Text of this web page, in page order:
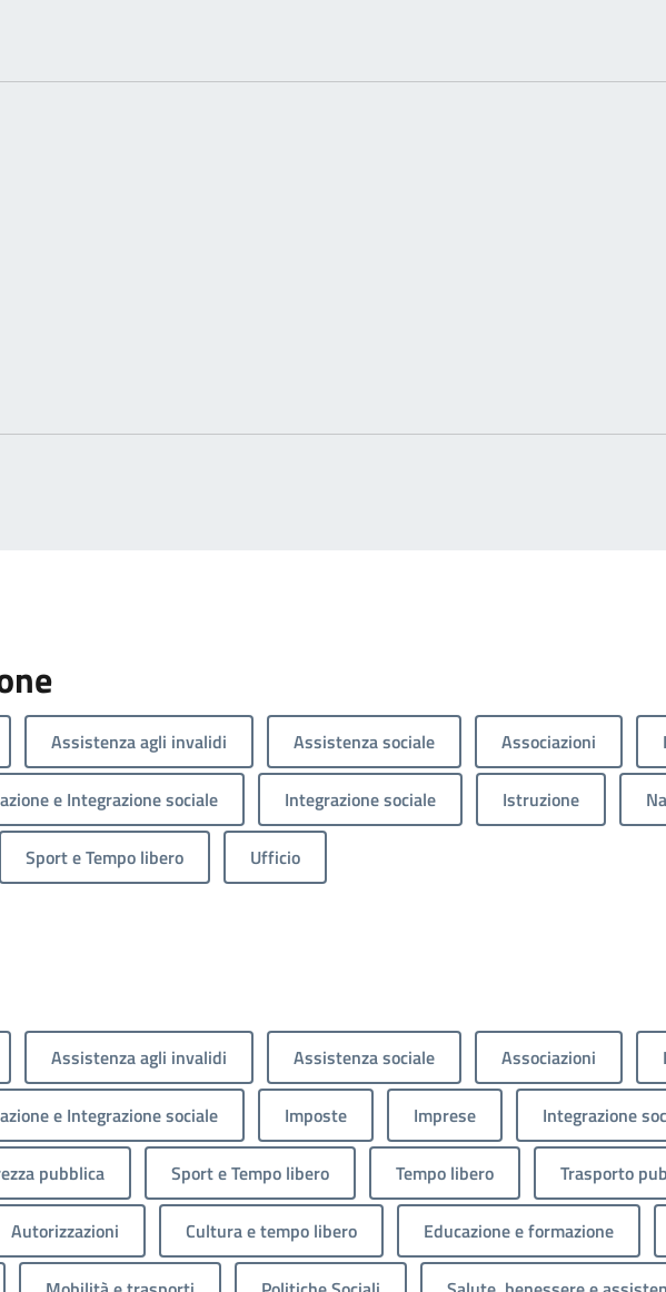
Assistenza agli invalidi Assistenza sociale Associazioni
e Integrazione sociale Integrazione sociale Istruzione
Sport e Tempo libero Ufficio
Assistenza agli invalidi Assistenza sociale Associazioni
e Integrazione sociale Imposte Imprese Integrazione
pubblica Sport e Tempo libero Tempo libero Trasporto
Autorizzazioni Cultura e tempo libero Educazione e formazione